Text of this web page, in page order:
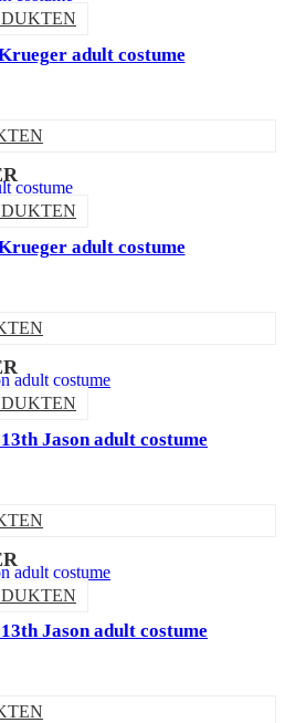
adult costume
adult costume
Jason adult costume
Jason adult costume